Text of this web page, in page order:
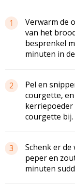
1
Verwarm de
van het
besprenkel
minuten in
2
Pel en
courgette,
kerriepoeder
courgette
3
Schenk er
peper en
minuten